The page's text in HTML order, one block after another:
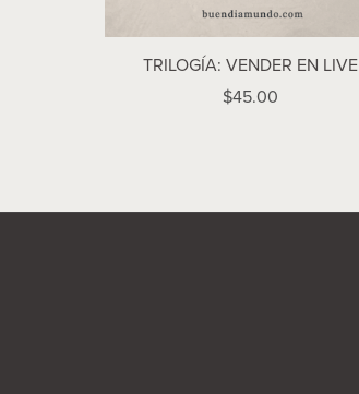
TRILOGÍA: VENDER EN LIVE
$45.00